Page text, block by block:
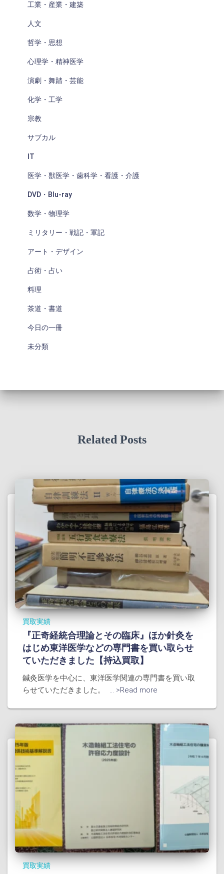
工業・産業・建築
人文
哲学・思想
心理学・精神医学
演劇・舞踏・芸能
化学・工学
宗教
サブカル
IT
医学・獣医学・歯科学・看護・介護
DVD・Blu-ray
数学・物理学
ミリタリー・戦記・軍記
アート・デザイン
占術・占い
料理
茶道・書道
今日の一冊
未分類
Related Posts
買取実績
『正奇経統合理論とその臨床』ほか針灸を
はじめ東洋医学などの専門書を買い取らせ
ていただきました【持込買取】
鍼灸医学を中心に、東洋医学関連の専門書を買い取
らせていただきました。
... >Read more
買取実績